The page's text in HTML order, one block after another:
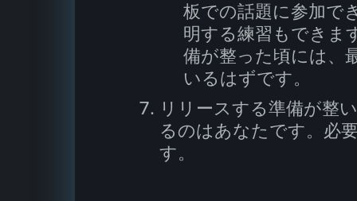
板での話題に参加で
明する練習もできま
備が整った頃には、
いるはずです。
リリースする準備が整
るのはあなたです。必
す。